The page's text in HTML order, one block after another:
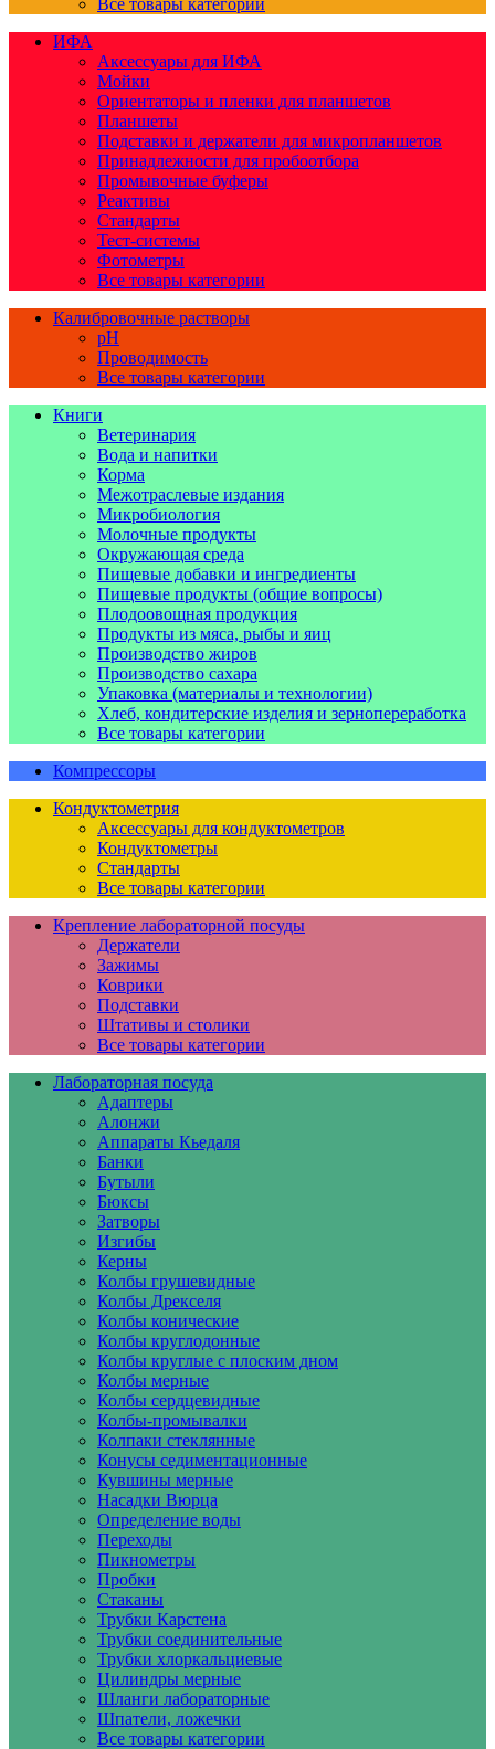
Все товары категории
ИФА
Аксессуары для ИФА
Мойки
Ориентаторы и пленки для планшетов
Планшеты
Подставки и держатели для микропланшетов
Принадлежности для пробоотбора
Промывочные буферы
Реактивы
Стандарты
Тест-системы
Фотометры
Все товары категории
Калибровочные растворы
pH
Проводимость
Все товары категории
Книги
Ветеринария
Вода и напитки
Корма
Межотраслевые издания
Микробиология
Молочные продукты
Окружающая среда
Пищевые добавки и ингредиенты
Пищевые продукты (общие вопросы)
Плодоовощная продукция
Продукты из мяса, рыбы и яиц
Производство жиров
Производство сахара
Упаковка (материалы и технологии)
Хлеб, кондитерские изделия и зернопереработка
Все товары категории
Компрессоры
Кондуктометрия
Аксессуары для кондуктометров
Кондуктометры
Стандарты
Все товары категории
Крепление лабораторной посуды
Держатели
Зажимы
Коврики
Подставки
Штативы и столики
Все товары категории
Лабораторная посуда
Адаптеры
Алонжи
Аппараты Кьедаля
Банки
Бутыли
Бюксы
Затворы
Изгибы
Керны
Колбы грушевидные
Колбы Дрекселя
Колбы конические
Колбы круглодонные
Колбы круглые с плоским дном
Колбы мерные
Колбы сердцевидные
Колбы-промывалки
Колпаки стеклянные
Конусы седиментационные
Кувшины мерные
Насадки Вюрца
Определение воды
Переходы
Пикнометры
Пробки
Стаканы
Трубки Карстена
Трубки соединительные
Трубки хлоркальциевые
Цилиндры мерные
Шланги лабораторные
Шпатели, ложечки
Все товары категории